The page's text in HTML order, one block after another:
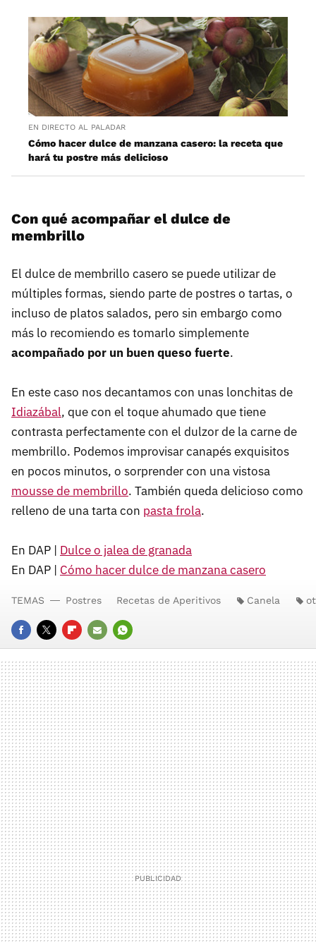
EN DIRECTO AL PALADAR
Cómo hacer dulce de manzana casero: la receta que
hará tu postre más delicioso
Con qué acompañar el dulce de
membrillo
El dulce de membrillo casero se puede utilizar de
múltiples formas, siendo parte de postres o tartas, o
incluso de platos salados, pero sin embargo como
más lo recomiendo es tomarlo simplemente
acompañado por un buen queso fuerte.
En este caso nos decantamos con unas lonchitas de
Idiazábal, que con el toque ahumado que tiene
contrasta perfectamente con el dulzor de la carne de
membrillo. Podemos improvisar canapés exquisitos
en pocos minutos, o sorprender con una vistosa
mousse de membrillo. También queda delicioso como
relleno de una tarta con pasta frola.
En DAP | Dulce o jalea de granada
En DAP | Cómo hacer dulce de manzana casero
FACEBOOK
TWITTERFLIPBOARD
E-
MAIL
WHATSAPP
TEMAS Postres Recetas de Aperitivos Canela